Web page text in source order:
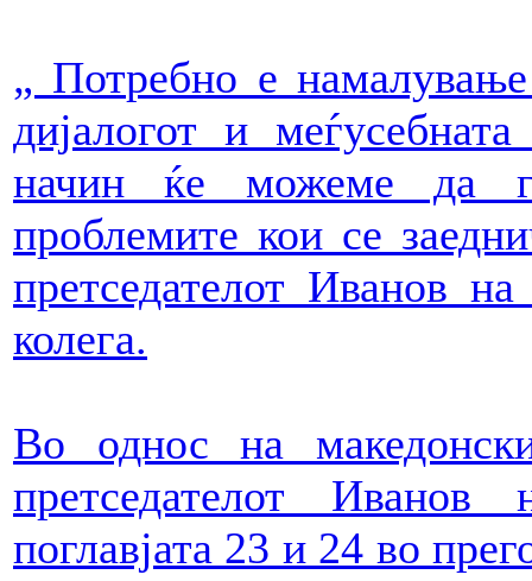
„ Потребно е
дијалогот и
начин ќе можеме да
проблемите кои се
претседателот Иванов
колега.
Во однос на
претседателот
поглавјата 23 и 24 во